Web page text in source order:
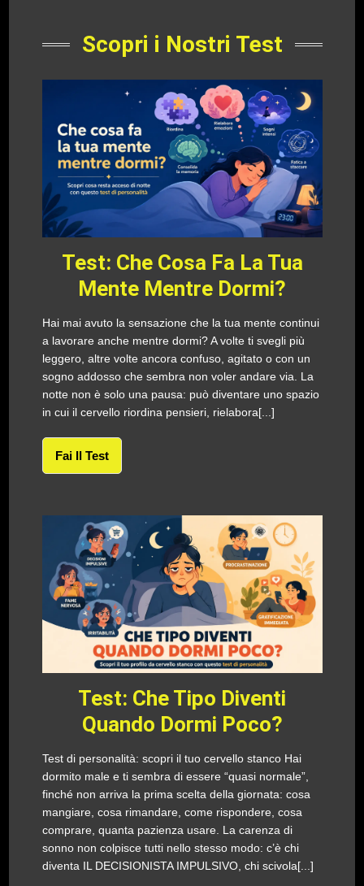
Scopri i Nostri Test
Test: Che Cosa Fa La Tua
Mente Mentre Dormi?
Hai mai avuto la sensazione che la tua mente continui
a lavorare anche mentre dormi? A volte ti svegli più
leggero, altre volte ancora confuso, agitato o con un
sogno addosso che sembra non voler andare via. La
notte non è solo una pausa: può diventare uno spazio
in cui il cervello riordina pensieri, rielabora[...]
Fai Il Test
Test: Che Tipo Diventi
Quando Dormi Poco?
Test di personalità: scopri il tuo cervello stanco Hai
dormito male e ti sembra di essere “quasi normale”,
finché non arriva la prima scelta della giornata: cosa
mangiare, cosa rimandare, come rispondere, cosa
comprare, quanta pazienza usare. La carenza di
sonno non colpisce tutti nello stesso modo: c’è chi
diventa IL DECISIONISTA IMPULSIVO, chi scivola[...]